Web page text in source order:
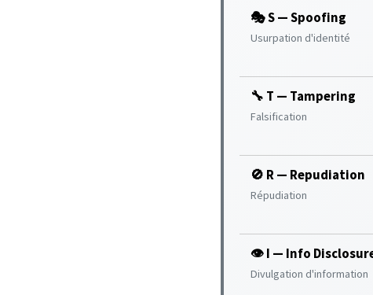
🎭 S — Spoofing
Usurpation d'identité
🔧 T — Tampering
Falsification
🚫 R — Repudiation
Répudiation
👁️ I — Info
Divulgation d'information